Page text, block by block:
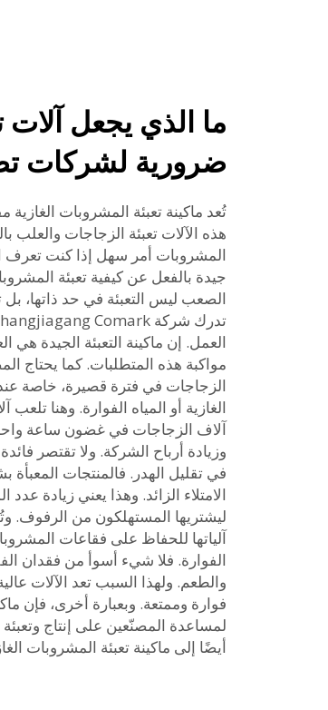
ما الذي يجعل آلات
ضرورية لشركات
تُعد ماكينة تعبئة المشروبات
هذه الآلات تعبئة الزجاجات والعلب
المشروبات أمر سهل إذا كنت تعرف
جيدة بالفعل عن كيفية تعبئة
الصعب ليس التعبئة في حد ذاتها، بل
العمل. إن ماكينة التعبئة الجيدة
مواكبة هذه المتطلبات. كما يحتاج
الزجاجات في فترة قصيرة، خاصة
الغازية أو المياه الفوارة. وهنا تلعب
آلاف الزجاجات في غضون ساعة
وزيادة أرباح الشركة. ولا تقتصر
في تقليل الهدر. فالمنتجات
الامتلاء الزائد. وهذا يعني زيادة
آلياتها للحفاظ على فقاعات
الفوارة. فلا شيء أسوأ من فقدان
والطعم. ولهذا السبب تعد الآلات
فوارة وممتعة. وبعبارة أخرى، فإن
لمساعدة المصنّعين على إنتاج
أيضًا إلى ماكينة تعبئة المشروبات